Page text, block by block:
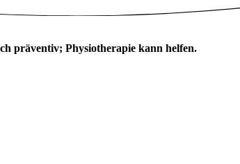
präventiv; Physiotherapie kann helfen.